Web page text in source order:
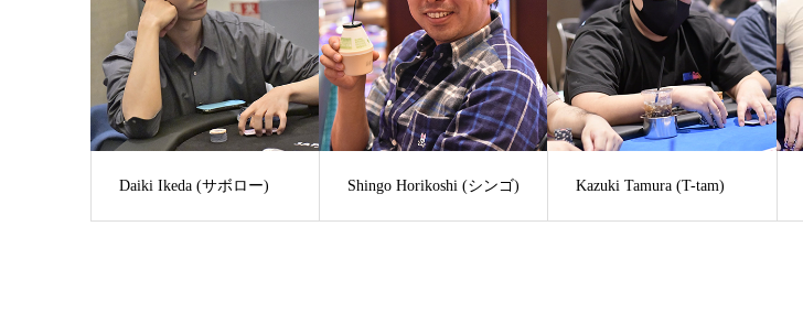
Daiki Ikeda (サボロー) Shingo Horikoshi (シンゴ) Kazuki Tamura (T-tam)